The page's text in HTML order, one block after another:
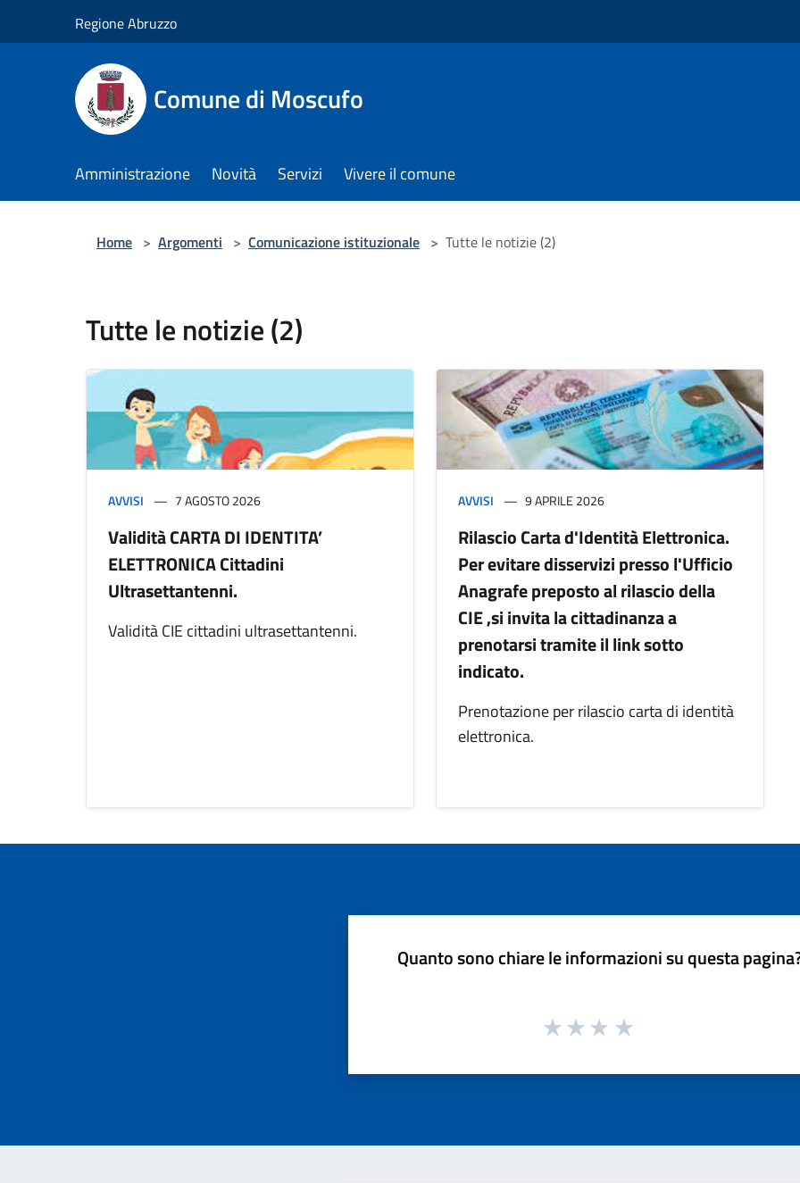
Regione Abruzzo
Comune di Moscufo
Amministrazione Novità Servizi Vivere il comune
Home > Argomenti > Comunicazione istituzionale > Tutte le notizie (2)
Tutte le notizie (2)
AVVISI 7 AGOSTO 2026
Validità CARTA DI IDENTITA’
ELETTRONICA Cittadini
Ultrasettantenni.
Validità CIE cittadini ultrasettantenni.
AVVISI 9 APRILE 2026
Rilascio Carta d'Identità Elettronica.
Per evitare disservizi presso l'Ufficio
Anagrafe preposto al rilascio della
CIE ,si invita la cittadinanza a
prenotarsi tramite il link sotto
indicato.
Prenotazione per rilascio carta di identità
elettronica.
Quanto sono chiare le informazioni su questa